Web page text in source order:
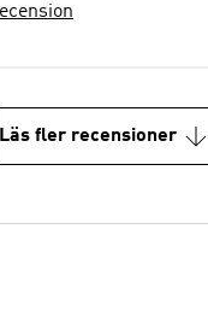
Läs fler recensioner